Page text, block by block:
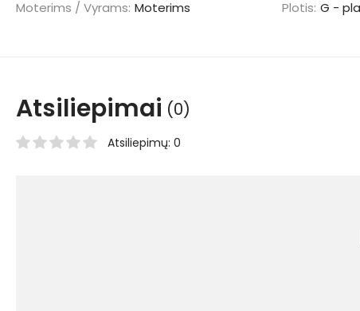
Moterims / Vyrams: Moterims
Plotis: G -
Atsiliepimai (0)
Atsiliepimų: 0